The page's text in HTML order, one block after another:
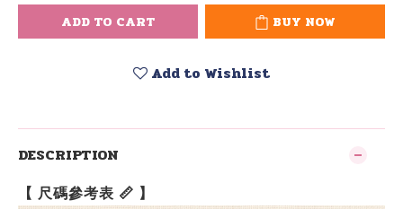
ADD TO CART BUY NOW
Add to Wishlist
DESCRIPTION
【 尺碼參考表 📏 】